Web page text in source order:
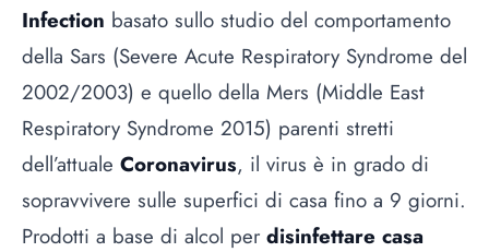
Infection basato sullo studio del comportamento
della Sars (Severe Acute Respiratory Syndrome del
2002/2003) e quello della Mers (Middle East
Respiratory Syndrome 2015) parenti stretti
dell’attuale Coronavirus, il virus è in grado di
sopravvivere sulle superfici di casa fino a 9 giorni.
Prodotti a base di alcol per disinfettare casa